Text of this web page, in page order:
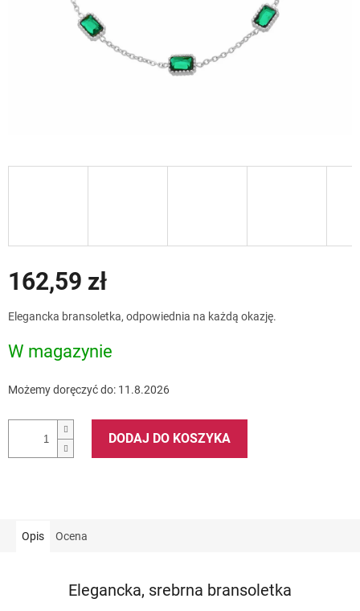
162,59 zł
jednostkowa:
Elegancka bransoletka, odpowiednia na każdą okazję.
W magazynie
Możemy doręczyć do: 11.8.2026
DODAJ DO KOSZYKA
Opis Ocena
Elegancka, srebrna bransoletka